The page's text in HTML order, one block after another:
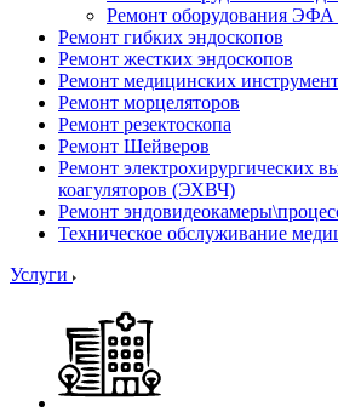
Ремонт оборудования
Ремонт гибких эндоскопов
Ремонт жестких эндоскопов
Ремонт медицинских
Ремонт морцеляторов
Ремонт резектоскопа
Ремонт Шейверов
Ремонт электрохирургических
коагуляторов (ЭХВЧ)
Ремонт
Техническое обслуживание
Услуги